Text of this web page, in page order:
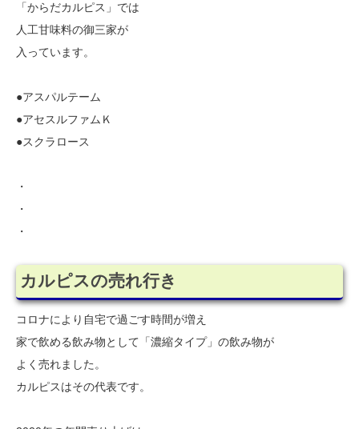
「からだカルピス」では
人工甘味料の御三家が
入っています。
●アスパルテーム
●アセスルファムＫ
●スクラロース
・
・
・
カルピスの売れ行き
コロナにより自宅で過ごす時間が増え
家で飲める飲み物として「濃縮タイプ」の飲み物が
よく売れました。
カルピスはその代表です。